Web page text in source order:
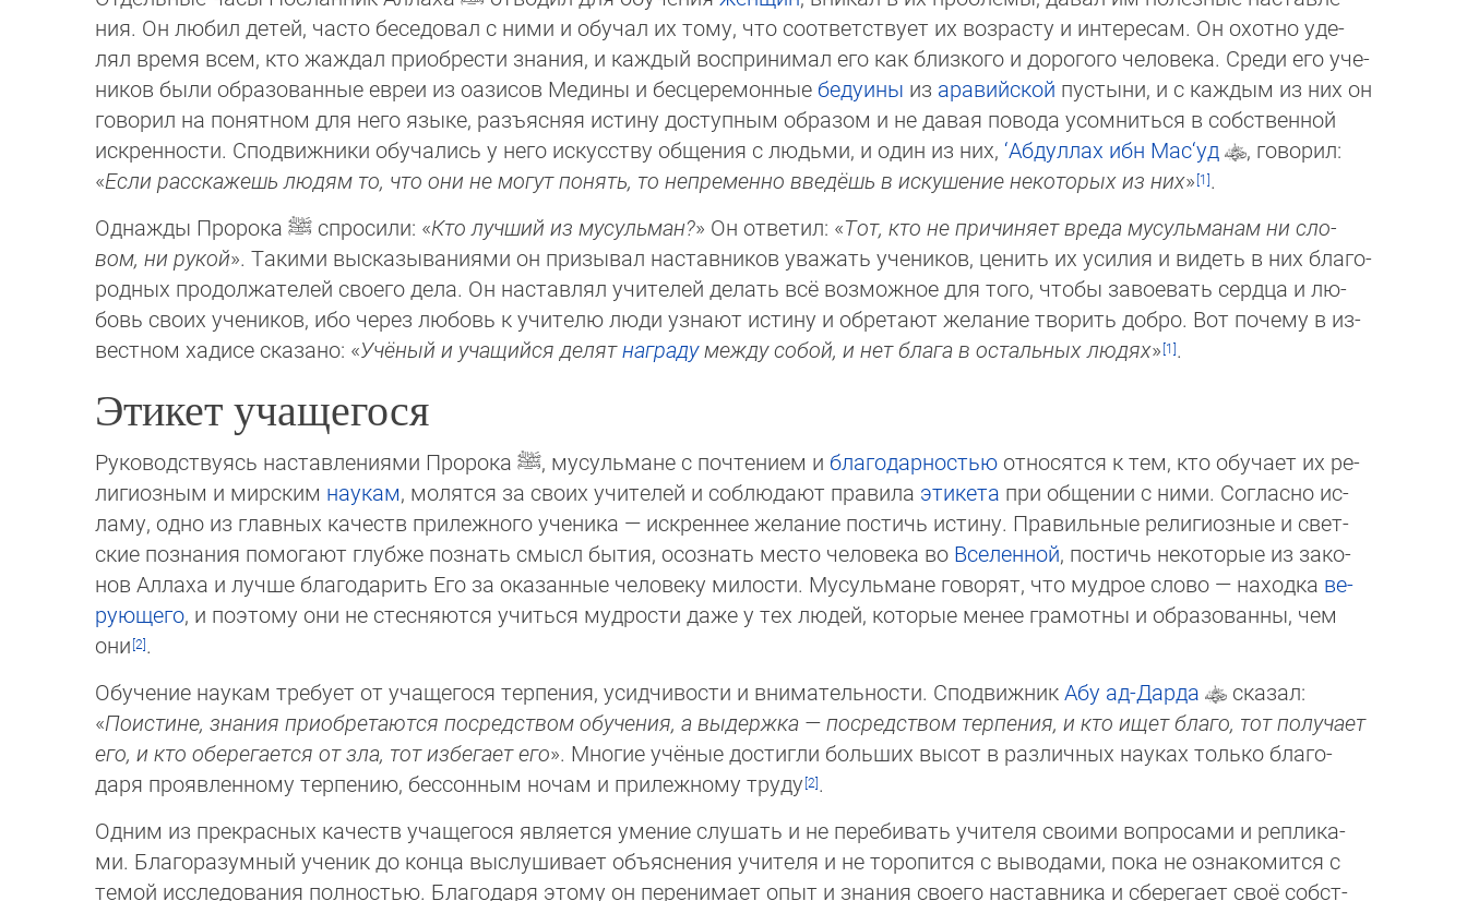
ния. Он любил детей, часто беседовал с ними и обучал их тому, что соответствует их возрасту и интересам. Он охотно уде­
лял время всем, кто жаждал приобрести знания, и каждый воспринимал его как близкого и дорогого человека. Среди его уче­
ни­ков были образованные евреи из оазисов Медины и бесцеремонные бедуины из аравийской пустыни, и с каждым из них он
говорил на понятном для него языке, разъясняя истину доступным образом и не давая повода усомниться в соб­ст­вен­ной
искренности. Сподвижники обучались у него искусству общения с людьми, и один из них, ‘Абдуллах ибн Мас‘уд
, го­во­рил:
«Если расскажешь людям то, что они не могут понять, то непременно введёшь в искушение некоторых из них»
.
Однажды Пророка ﷺ спросили: «Кто лучший из мусульман?» Он ответил: «Тот, кто не причиняет вреда мусульманам ни сло­
вом, ни рукой». Такими высказываниями он призывал наставников уважать учеников, ценить их усилия и видеть в них бла­го­
родных продолжателей своего дела. Он наставлял учителей делать всё возможное для того, чтобы завоевать сердца и лю­
бовь своих учеников, ибо через любовь к учителю люди узнают истину и обретают желание творить добро. Вот почему в из­
вест­ном хадисе сказано: «Учёный и учащийся делятнаградумежду собой, и нет блага в остальных людях» .
Этикет учащегося
Руководствуясь наставлениями Пророка ﷺ, мусульмане с почтением и благодарностью относятся к тем, кто обучает их ре­
лигиозным и мирским наукам, молятся за своих учителей и соблюдают правила этикета при общении с ними. Согласно ис­
ламу, одно из главных качеств прилежного ученика — искреннее желание постичь истину. Правильные религиозные и свет­
ские познания помогают глубже познать смысл бытия, осознать место человека во Вселенной, постичь некоторые из за­ко­
нов Аллаха и лучше благодарить Его за оказанные человеку милости. Мусульмане говорят, что мудрое слово — находка ве­
рую­щего, и поэтому они не стесняются учиться мудрости даже у тех людей, которые менее грамотны и образованны, чем
они
.
Обучение наукам требует от учащегося терпения, усидчивости и внимательности. СподвижникАбу ад-Дарда
ска­зал:
«Поистине, знания приобретаются посредством обучения, а выдержка — посредством терпения, и кто ищет благо, тот по­лу­чает
его, и кто оберегается от зла, тот избегает его». Многие учёные достигли больших высот в различных науках только бла­го­
даря проявленному терпению, бессонным ночам и прилежному труду
.
Одним из прекрасных качеств учащегося является умение слушать и не перебивать учителя своими вопросами и реп­ли­ка­
ми. Благоразумный ученик до конца выслушивает объяснения учителя и не торопится с выводами, пока не ознако­мит­ся с
темой исследования полностью. Благодаря этому он перенимает опыт и знания своего наставника и сберегает своё соб­ст­